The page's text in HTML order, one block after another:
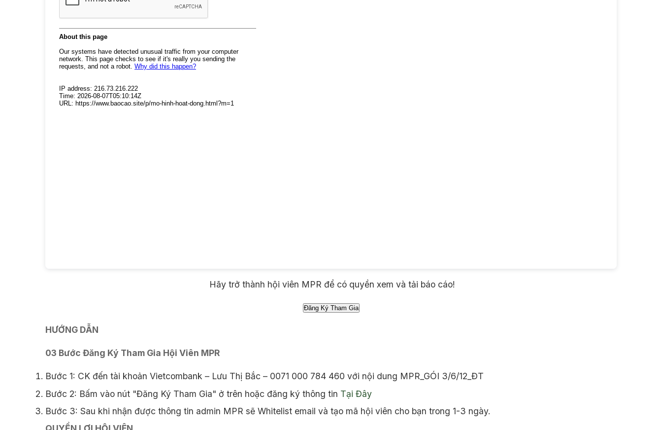
Hãy trở thành hội viên MPR để có quyền xem và tải báo cáo!
HƯỚNG DẪN
03 Bước Đăng Ký Tham Gia Hội Viên MPR
Bước 1: CK đến tài khoản Vietcombank – Lưu Thị Bắc – 0071 000 784 460 với nội dung MPR_GÓI 3/6/12_ĐT
Bước 2: Bấm vào nút "Đăng Ký Tham Gia" ở trên hoặc đăng ký thông tin Tại Đây
Bước 3: Sau khi nhận được thông tin admin MPR sẽ Whitelist email và tạo mã hội viên cho bạn trong 1-3 ngày.